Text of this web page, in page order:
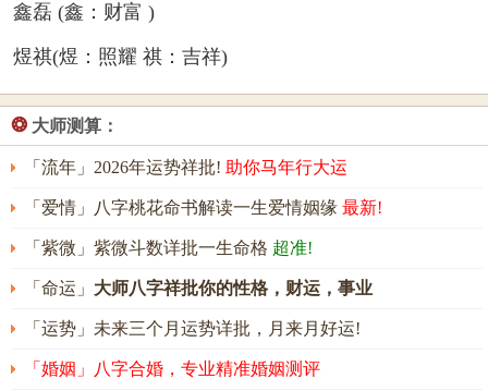
鑫磊 (鑫：财富 )
煜祺(煜：照耀 祺：吉祥)
❂ 大师测算：
「流年」2026年运势祥批! 助你马年行大运
「爱情」八字桃花命书解读一生爱情姻缘 最新!
「紫微」紫微斗数详批一生命格 超准!
「命运」 大师八字祥批你的性格，财运，事业
「运势」未来三个月运势详批，月来月好运!
「婚姻」八字合婚，专业精准婚姻测评